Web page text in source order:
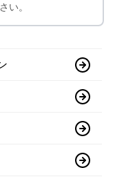
い。